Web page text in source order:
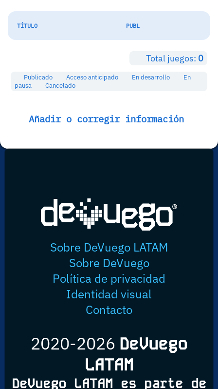
TÍTULO PUBL
Total juegos: 0
Publicado Acceso anticipado En desarrollo
En
pausa
Cancelado
Añadir o corregir información
Sobre DeVuego LATAM
Sobre DeVuego
Política de privacidad
Identidad visual
Contacto
2020-2026 DeVuego
LATAM
DeVuego LATAM es parte de